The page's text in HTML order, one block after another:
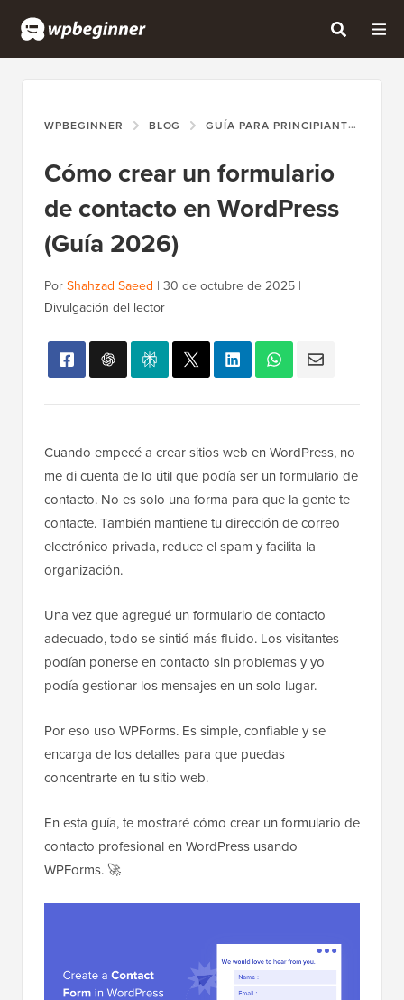
WPBEGINNER BLOG GUÍA PARA PRINCIPIANTES
Cómo crear un formulario
de contacto en WordPress
(Guía 2026)
PorShahzad Saeed | 30 de octubre de 2025 |
Divulgación del lector
Cuando empecé a crear sitios web en WordPress, no
me di cuenta de lo útil que podía ser un formulario de
contacto. No es solo una forma para que la gente te
contacte. También mantiene tu dirección de correo
electrónico privada, reduce el spam y facilita la
organización.
Una vez que agregué un formulario de contacto
adecuado, todo se sintió más fluido. Los visitantes
podían ponerse en contacto sin problemas y yo
podía gestionar los mensajes en un solo lugar.
Por eso uso WPForms. Es simple, confiable y se
encarga de los detalles para que puedas
concentrarte en tu sitio web.
En esta guía, te mostraré cómo crear un formulario de
contacto profesional en WordPress usando
WPForms. 🚀